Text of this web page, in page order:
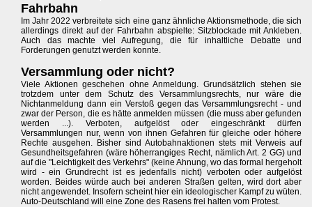
Fahrbahn
Im Jahr 2022 verbreitete sich eine ganz ähnliche Aktionsmethode, die sich
allerdings direkt auf der Fahrbahn abspielte: Sitzblockade mit Ankleben.
Auch das machte viel Aufregung, die für inhaltliche Debatte und
Forderungen genutzt werden konnte.
Versammlung oder nicht?
Viele Aktionen geschehen ohne Anmeldung. Grundsätzlich stehen sie
trotzdem unter dem Schutz des Versammlungsrechts, nur wäre die
Nichtanmeldung dann ein Verstoß gegen das Versammlungsrecht - und
zwar der Person, die es hätte anmelden müssen (die muss aber gefunden
werden ...). Verboten, aufgelöst oder eingeschränkt dürfen
Versammlungen nur, wenn von ihnen Gefahren für gleiche oder höhere
Rechte ausgehen. Bisher sind Autobahnaktionen stets mit Verweis auf
Gesundheitsgefahren (wäre höherrangiges Recht, nämlich Art. 2 GG) und
auf die "Leichtigkeit des Verkehrs" (keine Ahnung, wo das formal hergeholt
wird - ein Grundrecht ist es jedenfalls nicht) verboten oder aufgelöst
worden. Beides würde auch bei anderen Straßen gelten, wird dort aber
nicht angewendet. Insofern scheint hier ein ideologischer Kampf zu wüten.
Auto-Deutschland will eine Zone des Rasens frei halten vom Protest.